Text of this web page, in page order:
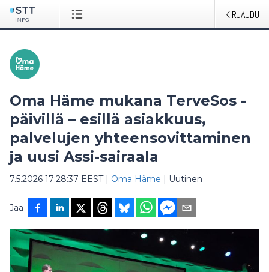
KIRJAUDU
Oma Häme mukana TerveSos -
päivillä – esillä asiakkuus,
palvelujen yhteensovittaminen
ja uusi Assi-sairaala
7.5.2026 17:28:37 EEST| Oma Häme | Uutinen
Jaa